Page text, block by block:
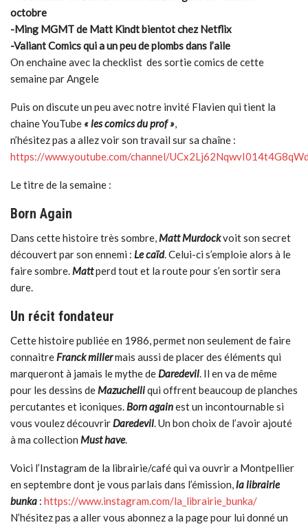
octobre
-Ming MGMT de Matt Kindt bientot chez Netflix
-Valiant Comics qui a un peu de plombs dans l’aile
On enchaine avec la checklist des sortie comics de cette
semaine par Angele
Puis on discute un peu avec notre invité Flavien qui tient la
chaine YouTube « les comics du prof »,
n’hésitez pas a allez voir son travail sur sa chaîne :
https://www.youtube.com/channel/
Le titre de la semaine :
Born Again
Dans cette histoire très sombre,MattMurdockvoit son secret
découvert par son ennemi : Le caïd. Celui-ci s’emploie alors à le
faire sombre.Mattperd tout et la route pour s’en sortir sera
dure.
Un récit fondateur
Cette histoire publiée en 1986, permet non seulement de faire
connaitreFranck millermais aussi de placer des éléments qui
marqueront à jamais le mythe deDaredevil. Il en va de même
pour les dessins deMazuchelliqui offrent beaucoup de planches
percutantes et iconiques.Born againest un incontournable si
vous voulez découvrirDaredevil. Un bon choix de l’avoir ajouté
à ma collection Must have.
Voici l’Instagram de la librairie/café qui va ouvrir a Montpellier
en septembre dont je vous parlais dans l’émission,la librairie
bunka : https://www.instagram.com/la_librairie_bunka/
N’hésitez pas a aller vous abonnez a la page pour lui donné un